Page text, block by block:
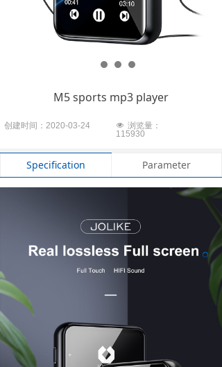
Specification Parameter
M5 sports mp3 player
넶 浏览量：
115930
创建时间：2020-03-24